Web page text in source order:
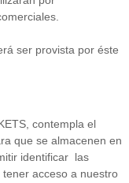
ser provista por éste
contempla el
que se almacenen en
identificar las
acceso a nuestro